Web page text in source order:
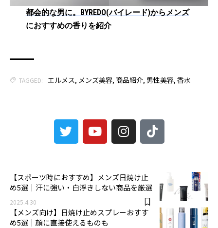
都会的な男に。BYREDO(バイレード)からメンズ
におすすめの香りを紹介
TAGGED: エルメス, メンズ美容, 商品紹介, 男性美容, 香水
【スポーツ時におすすめ】メンズ日焼け止
め5選｜汗に強い・白浮きしない商品を厳選
2025.4.30
【メンズ向け】日焼け止めスプレーおすす
め5選｜顔に直接使えるものも